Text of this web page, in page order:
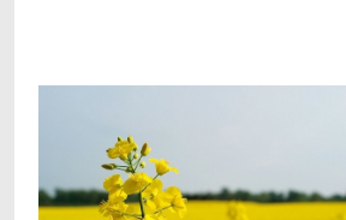
Link